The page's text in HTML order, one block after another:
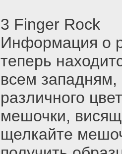
3 Finger Rock
Информация о
теперь
всем
различного
мешочки,
щелкайте